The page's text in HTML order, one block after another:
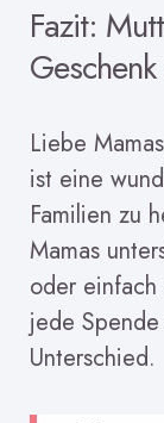
Fazit:
Liebe
ist eine
Familien zu
Mamas
oder einfach
jede
Unterschied.